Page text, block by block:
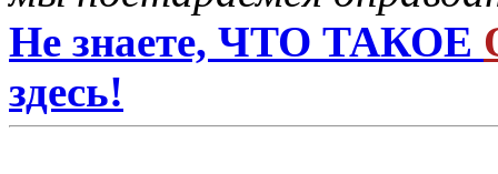
Не знаете, ЧТО ТАКОЕ
здесь!